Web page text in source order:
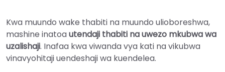
Kwa muundo wake thabiti na muundo ulioboreshwa,
mashine inatoautendaji thabiti na uwezo mkubwa wa
uzalishaji. Inafaa kwa viwanda vya kati na vikubwa
vinavyohitaji uendeshaji wa kuendelea.